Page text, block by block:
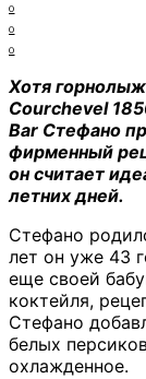
0
0
0
Хотя
Courchevel
Bar Стефано
фирменный
он считает
летних дней.
Стефано
лет он уже 43
еще своей
коктейля,
Стефано
белых
охлажденное.